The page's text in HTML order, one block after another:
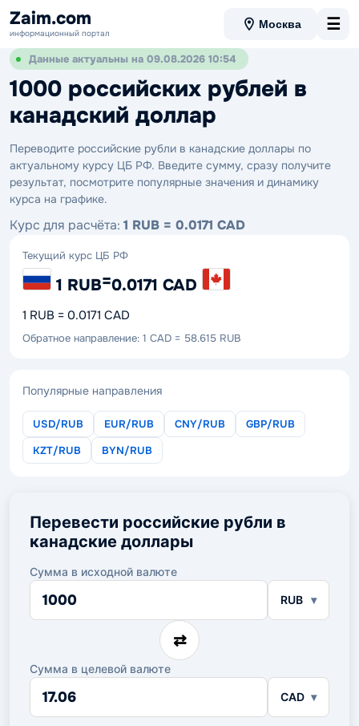
Zaim.com
информационный портал
Москва ☰
Данные актуальны на 09.08.2026 10:54
1000 российских рублей в
канадский доллар
Переводите российские рубли в канадские доллары по
актуальному курсу ЦБ РФ. Введите сумму, сразу получите
результат, посмотрите популярные значения и динамику
курса на графике.
Курс для расчёта: 1 RUB = 0.0171 CAD
Текущий курс ЦБ РФ
1 RUB=0.0171 CAD
1 RUB = 0.0171 CAD
Обратное направление: 1 CAD = 58.615 RUB
Популярные направления
USD/RUB EUR/RUB CNY/RUB
GBP/RUB
KZT/RUB
BYN/RUB
Перевести российские рубли в
канадские доллары
Сумма в исходной валюте
Сумма
исходной
RUB
⇄
Сумма в целевой валюте
Сумма
целевой
CAD